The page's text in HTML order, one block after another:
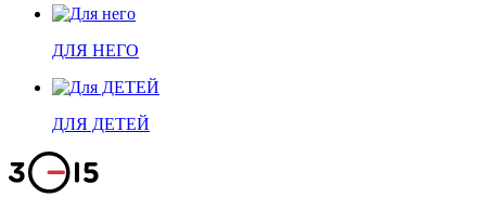
ДЛЯ НЕГО
ДЛЯ ДЕТЕЙ